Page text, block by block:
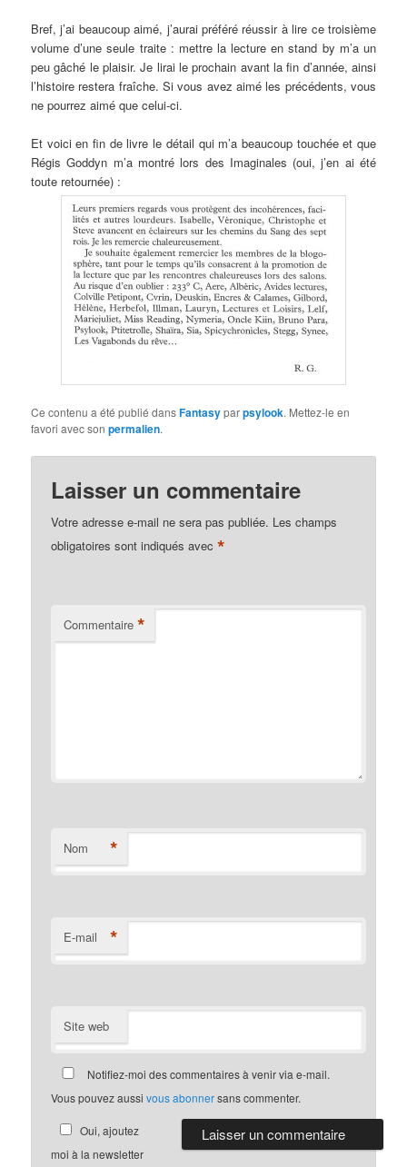
Bref, j’ai beaucoup aimé, j’aurai préféré réussir à lire ce troisième
volume d’une seule traite : mettre la lecture en stand by m’a un
peu gâché le plaisir. Je lirai le prochain avant la fin d’année, ainsi
l’histoire restera fraîche. Si vous avez aimé les précédents, vous
ne pourrez aimé que celui-ci.
Et voici en fin de livre le détail qui m’a beaucoup touchée et que
Régis Goddyn m’a montré lors des Imaginales (oui, j’en ai été
toute retournée) :
Ce contenu a été publié dansFantasyparpsylook. Mettez-le en
favori avec sonpermalien.
Laisser un commentaire
Votre adresse e-mail ne sera pas publiée. Les champs
obligatoires sont indiqués avec*
Commentaire *
Nom *
E-mail *
Site web
Notifiez-moi des commentaires à venir via e-mail.
Vous pouvez aussivous abonnersans commenter.
Oui, ajoutez
moi à la newsletter